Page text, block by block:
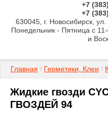
+7
+7
630045, г. Новосибирск,
Понедельник - Пятница с
и
Главная / Герметики, Клеи /
Жидкие гвозди
ГВОЗДЕЙ 94